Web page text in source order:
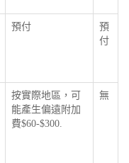
預付
預
付
按實際地區，可
能產生偏遠附加
費$60-$300.
無